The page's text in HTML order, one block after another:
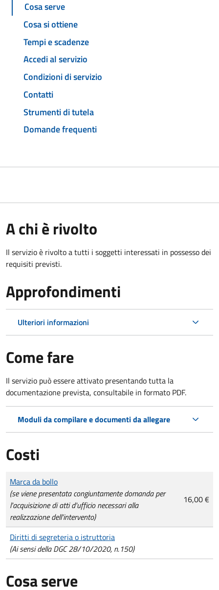
Cosa serve
Cosa si ottiene
Tempi e scadenze
Accedi al servizio
Condizioni di servizio
Contatti
Strumenti di tutela
Domande frequenti
A chi è rivolto
Il servizio è rivolto a tutti i soggetti interessati in possesso dei
requisiti previsti.
Approfondimenti
Ulteriori informazioni
Come fare
Il servizio può essere attivato presentando tutta la
documentazione prevista, consultabile in formato PDF.
Moduli da compilare e documenti da allegare
Costi
Tipo di pagamento
Importo
Marca da bollo
(se viene presentata congiuntamente domanda per
l'acquisizione di atti d'ufficio necessari alla
realizzazione dell'intervento)
16,00 €
Diritti di segreteria o istruttoria
(Ai sensi della DGC 28/10/2020, n.150)
Cosa serve